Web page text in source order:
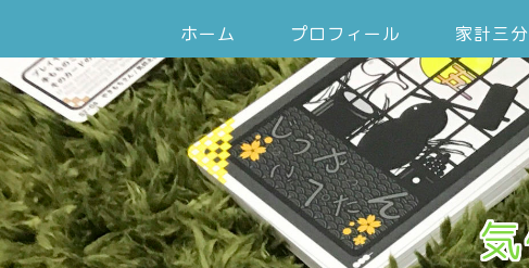
ホーム プロフィール 家計三